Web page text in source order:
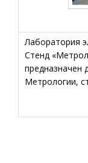
Лаборатория
Стенд
предназначен
Метрологии,